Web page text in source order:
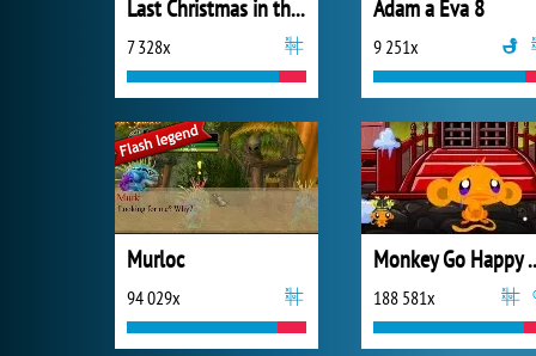
Last Christmas in the Cabin
7 328x
Adam a Eva 8
9 251x
Murloc
94 029x
Monkey
188 581x